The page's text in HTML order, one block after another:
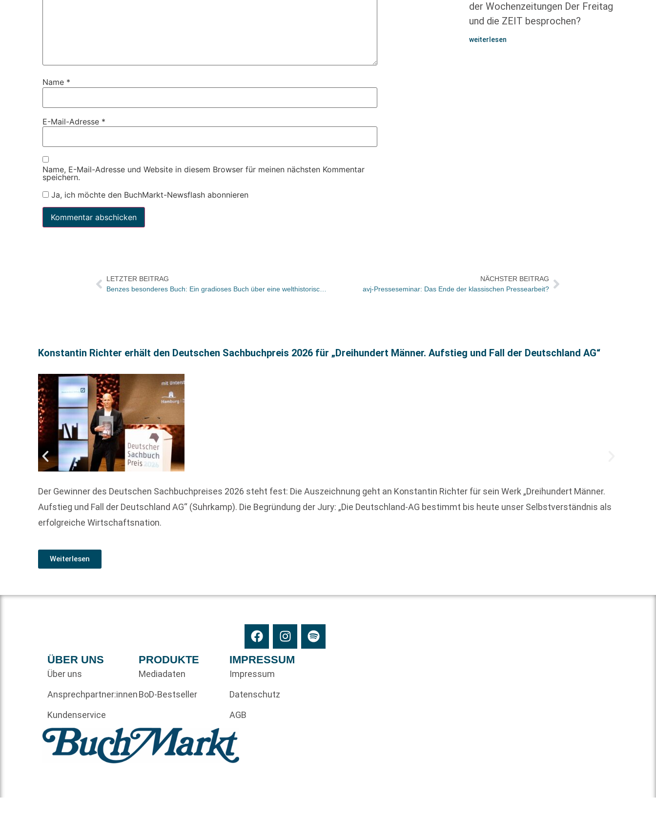
Name *
E-Mail-Adresse *
Name, E-Mail-Adresse und Website in diesem Browser für meinen nächsten Kommentar
speichern.
Ja, ich möchte den BuchMarkt-Newsflash abonnieren
der Wochenzeitungen Der Freitag
und die ZEIT besprochen?
weiterlesen
LETZTER BEITRAG
NÄCHSTER BEITRAG
avj-Presseseminar: Das Ende der klassischen Pressearbeit?
Konstantin Richter erhält den Deutschen Sachbuchpreis 2026 für „Dreihundert Männer. Aufstieg und Fall der Deutschland AG“
Der Gewinner des Deutschen Sachbuchpreises 2026 steht fest: Die Auszeichnung geht an Konstantin Richter für sein Werk „Dreihundert Männer.
Aufstieg und Fall der Deutschland AG“ (Suhrkamp). Die Begründung der Jury: „Die Deutschland-AG bestimmt bis heute unser Selbstverständnis als
erfolgreiche Wirtschaftsnation.
Weiterlesen
ÜBER UNS
Über uns
Ansprechpartner:innen
Kundenservice
PRODUKTE
Mediadaten
BoD-Bestseller
IMPRESSUM
Impressum
Datenschutz
AGB